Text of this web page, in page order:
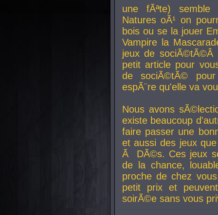
une fÃªte) semble
Natures oÃ¹ on
bois ou se la jouer
Vampire la
jeux de
petit article pour
de sociÃ©tÃ©
espÃ¨re qu'elle va
Nous avons
existe beaucoup
faire passer une
et aussi des jeux
Ã DÃ©s. Ces jeux
de la chance,
proche de chez
petit prix et
soirÃ©e sans vous